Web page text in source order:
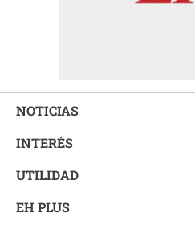
NOTICIAS
INTERÉS
UTILIDAD
EH PLUS